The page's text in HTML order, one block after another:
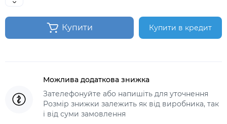
Купити Купити в кредит
Можлива додаткова знижка
Зателефонуйте або напишіть для уточнення
Розмір знижки залежить як від виробника, так
і від суми замовлення